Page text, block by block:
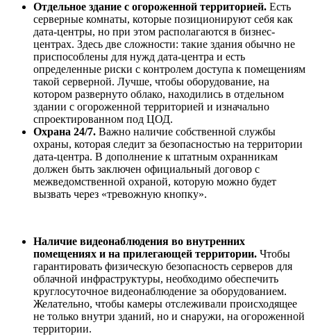
Отдельное здание с огороженной территорией. Есть
серверные комнаты, которые позиционируют себя как
дата-центры, но при этом располагаются в бизнес-
центрах. Здесь две сложности: такие здания обычно не
приспособлены для нужд дата-центра и есть
определенные риски с контролем доступа к помещениям
такой серверной. Лучше, чтобы оборудование, на
котором развернуто облако, находились в отдельном
здании с огороженной территорией и изначально
спроектированном под ЦОД.
Охрана 24/7. Важно наличие собственной службы
охраны, которая следит за безопасностью на территории
дата-центра. В дополнение к штатным охранникам
должен быть заключен официальный договор с
межведомственной охраной, которую можно будет
вызвать через «тревожную кнопку».
Наличие видеонаблюдения во внутренних
помещениях и на прилегающей территории. Чтобы
гарантировать физическую безопасность серверов для
облачной инфраструктуры, необходимо обеспечить
круглосуточное видеонаблюдение за оборудованием.
Желательно, чтобы камеры отслеживали происходящее
не только внутри зданий, но и снаружи, на огороженной
территории.